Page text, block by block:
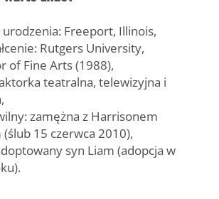
Freeport, Illinois,
Rutgers University,
of Fine Arts (1988),
teatralna, telewizyjna i
zamężna z Harrisonem
15 czerwca 2010),
syn Liam (adopcja w